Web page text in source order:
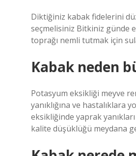
Diktiğiniz kabak fidelerini
seçmelisiniz Bitkiniz günde
toprağı nemli tutmak için
Kabak neden
Potasyum eksikliği meyve
yanıklığına ve
eksikliğinde yaprak
kalite düşüklüğü meydana